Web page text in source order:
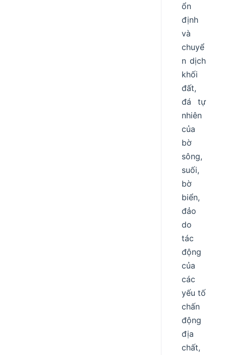
ổn
định
và
chuyể
n dịch
khối
đất,
đá tự
nhiên
của
bờ
sông,
suối,
bờ
biển,
đảo
do
tác
động
của
các
yếu tố
chấn
động
địa
chất,